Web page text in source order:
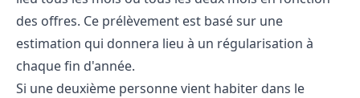
des offres. Ce prélèvement est basé sur une
estimation qui donnera lieu à un régularisation à
chaque fin d'année.
Si une deuxième personne vient habiter dans le